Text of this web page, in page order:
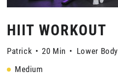
HIIT WORKOUT
Patrick • 20 Min • Lower Body
Medium